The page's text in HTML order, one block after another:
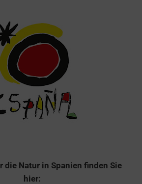
die Natur in Spanien finden Sie
hier: